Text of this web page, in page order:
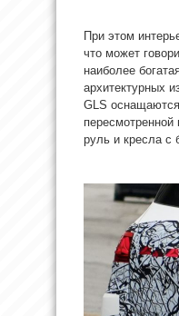
При этом
что может
наиболее
архитектурных
GLS
руль и кресла с